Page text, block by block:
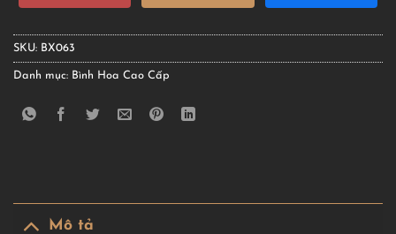
SKU: BX063
Danh mục: Bình Hoa Cao Cấp
Mô tả